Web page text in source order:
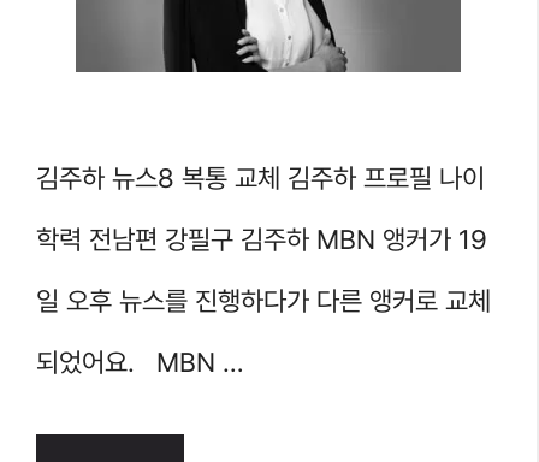
김주하 뉴스8 복통 교체 김주하 프로필 나이
학력 전남편 강필구 김주하 MBN 앵커가 19
일 오후 뉴스를 진행하다가 다른 앵커로 교체
되었어요. MBN …